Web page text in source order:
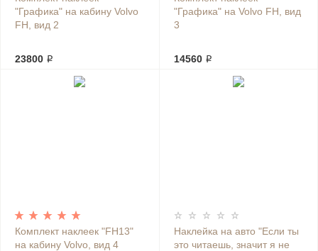
"Графика" на кабину Volvo
FH, вид 2
23800 ₽
"Графика" на Volvo FH, вид
3
14560 ₽
Комплект наклеек "FH13"
на кабину Volvo, вид 4
Наклейка на авто "Если ты
это читаешь, значит я не